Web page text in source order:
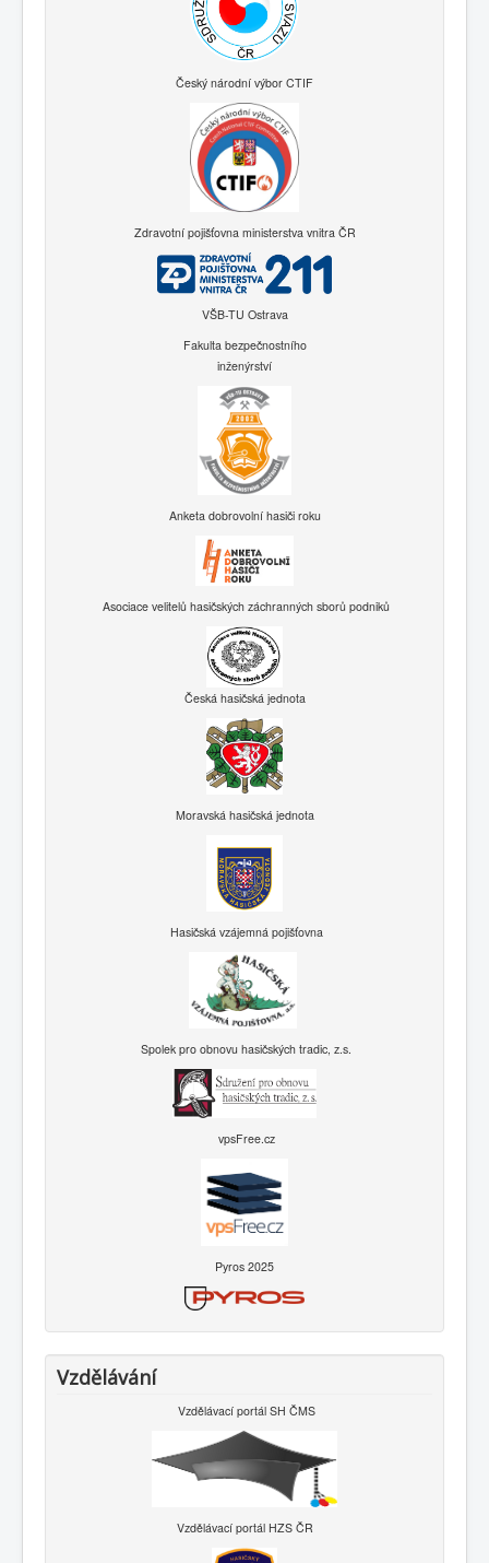
Český národní výbor CTIF
Zdravotní pojišťovna ministerstva vnitra ČR
VŠB-TU Ostrava
Fakulta bezpečnostního
inženýrství
Anketa dobrovolní hasiči roku
Asociace velitelů hasičských záchranných sborů podniků
Česká hasičská jednota
Moravská hasičská jednota
Hasičská vzájemná pojišťovna
Spolek pro obnovu hasičských tradic, z.s.
vpsFree.cz
Pyros 2025
Vzdělávání
Vzdělávací portál SH ČMS
Vzdělávací portál HZS ČR